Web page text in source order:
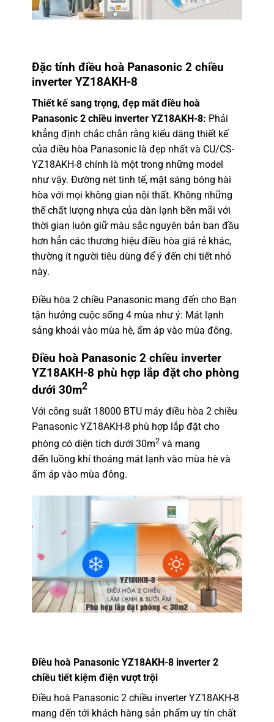
Đặc tính điều hoà Panasonic 2 chiều
inverter YZ18AKH-8
Thiết kế sang trọng, đẹp mắt điều hoà
Panasonic 2 chiều inverter YZ18AKH-8: Phải
khẳng định chắc chắn rằng kiểu dáng thiết kế
của điều hòa Panasoniclà đẹp nhất và CU/CS-
YZ18AKH-8 chính là một trong những model
như vậy. Đường nét tinh tế, mặt sáng bóng hài
hòa với mọi không gian nội thất. Không những
thế chất lượng nhựa của dàn lạnh bền mãi với
thời gian luôn giữ màu sắc nguyên bản ban đầu
hơn hẳn các thương hiệu điều hòa giá rẻ khác,
thường ít người tiêu dùng để ý đến chi tiết nhỏ
này.
Điều hòa 2 chiều Panasonicmang đến cho Bạn
tận hưởng cuộc sống 4 mùa như ý: Mát lạnh
sảng khoái vào mùa hè, ấm áp vào mùa đông.
Điều hoà Panasonic 2 chiều inverter
YZ18AKH-8 phù hợp lắp đặt cho phòng
dưới 30m2
Với công suất 18000 BTU máy điều hòa 2 chiều
PanasonicYZ18AKH-8 phù hợp lắp đặt cho
phòng có diện tích dưới 30m2và mang
đến luồng khí thoáng mát lạnh vào mùa hè và
ấm áp vào mùa đông.
Điều hoà Panasonic YZ18AKH-8 inverter 2
chiềutiết kiệm điện vượt trội
Điều hoà Panasonic 2 chiều inverterYZ18AKH-8
mang đến tới khách hàng sản phẩm uy tín chất